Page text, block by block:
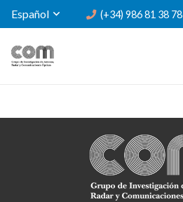
Español (+34) 986 81 38 78